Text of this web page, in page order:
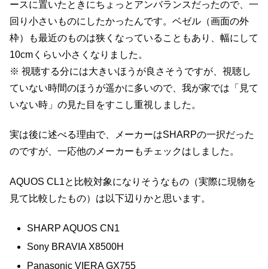
ースに置いたときにちょっとアンバランスだったので、一
回り小さいものにしたかったんです。ベゼル（画面の外
枠）も最近のものは狭くなっていることもあり、幅にして
10cmくらい小さくなりました。
※ 視聴する分には大きいほうが良さそうですが、視聴し
ていない時間のほうが遥かに多いので、我が家では「見て
いない時」の見た目をすこし重視しました。
実は後に述べる理由で、メーカーはSHARPの一択だった
のですが、一応他のメーカーもチェックはしました。
AQUOS CL1と比較対象になりそうなもの（実際に現物を
見て比較したもの）は以下辺りかと思います。
SHARP AQUOS CN1
Sony BRAVIA X8500H
Panasonic VIERA GX755